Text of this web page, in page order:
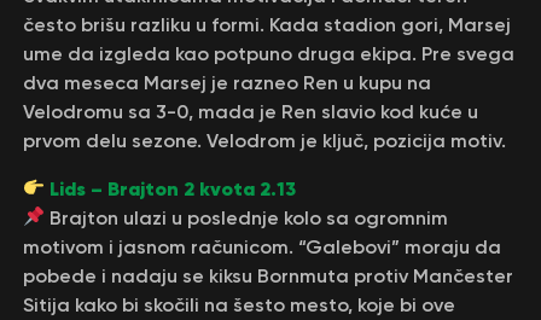
često brišu razliku u formi. Kada stadion gori, Marsej
ume da izgleda kao potpuno druga ekipa. Pre svega
dva meseca Marsej je razneo Ren u kupu na
Velodromu sa 3-0, mada je Ren slavio kod kuće u
prvom delu sezone. Velodrom je ključ, pozicija motiv.
Lids – Brajton 2 kvota 2.13
Brajton ulazi u poslednje kolo sa ogromnim
motivom i jasnom računicom. “Galebovi” moraju da
pobede i nadaju se kiksu Bornmuta protiv Mančester
Sitija kako bi skočili na šesto mesto, koje bi ove